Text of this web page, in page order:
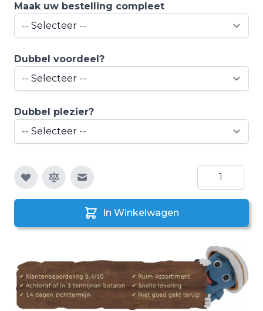
Maak uw bestelling compleet
Dubbel voordeel?
Dubbel plezier?
E-mail naar een vriend
Aantal
In Winkelwagen